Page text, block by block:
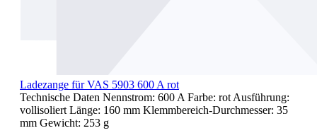
Ladezange für VAS 5903 600 A rot
Technische Daten Nennstrom: 600 A Farbe: rot Ausführung:
vollisoliert Länge: 160 mm Klemmbereich-Durchmesser: 35
mm Gewicht: 253 g